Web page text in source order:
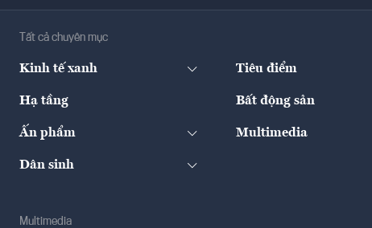
Tất cả chuyên mục
Kinh tế xanh Tiêu điểm
Hạ tầng Bất động sản
Ấn phẩm Multimedia
Dân sinh
Multimedia